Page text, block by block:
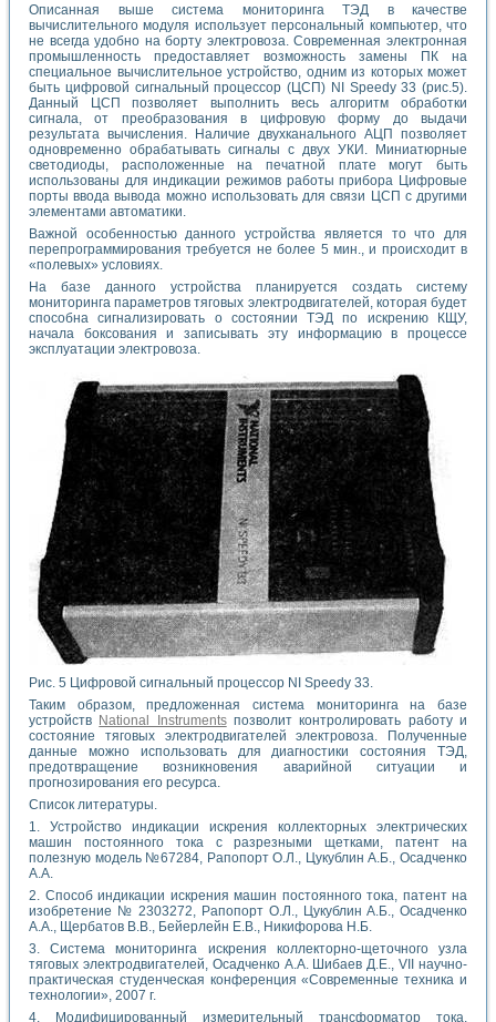
Описанная выше система мониторинга ТЭД в качестве
вычислительного модуля использует персональный компьютер, что
не всегда удобно на борту электровоза. Современная электронная
промышленность предоставляет возможность замены ПК на
специальное вычислительное устройство, одним из которых может
быть цифровой сигнальный процессор (ЦСП) NI Speedy 33 (рис.5).
Данный ЦСП позволяет выполнить весь алгоритм обработки
сигнала, от преобразования в цифровую форму до выдачи
результата вычисления. Наличие двухканального АЦП позволяет
одновременно обрабатывать сигналы с двух УКИ. Миниатюрные
светодиоды, расположенные на печатной плате могут быть
использованы для индикации режимов работы прибора Цифровые
порты ввода вывода можно использовать для связи ЦСП с другими
элементами автоматики.
Важной особенностью данного устройства является то что для
перепрограммирования требуется не более 5 мин., и происходит в
«полевых» условиях.
На базе данного устройства планируется создать систему
мониторинга параметров тяговых электродвигателей, которая будет
способна сигнализировать о состоянии ТЭД по искрению КЩУ,
начала боксования и записывать эту информацию в процессе
эксплуатации электровоза.
Рис. 5 Цифровой сигнальный процессор NI Speedy 33.
Таким образом, предложенная система мониторинга на базе
устройств National Instrumentsпозволит контролировать работу и
состояние тяговых электродвигателей электровоза. Полученные
данные можно использовать для диагностики состояния ТЭД,
предотвращение возникновения аварийной ситуации и
прогнозирования его ресурса.
Список литературы.
1. Устройство индикации искрения коллекторных электрических
машин постоянного тока с разрезными щетками, патент на
полезную модель №67284, Рапопорт О.Л., Цукублин А.Б., Осадченко
А.А.
2. Способ индикации искрения машин постоянного тока, патент на
изобретение № 2303272, Рапопорт О.Л., Цукублин А.Б., Осадченко
А.А., Щербатов В.В., Бейерлейн Е.В., Никифорова Н.Б.
3. Система мониторинга искрения коллекторно-щеточного узла
тяговых электродвигателей, Осадченко А.А. Шибаев Д.Е., VII научно-
практическая студенческая конференция «Современные техника и
технологии», 2007 г.
4. Модифицированный измерительный трансформатор тока,